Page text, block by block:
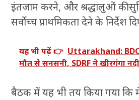
इंतजाम करने, और श्रद्धालुओं की
सर्वोच्च प्राथमिकता देने के निर्देश
यह भी पढ़ें 👉 Uttarakhand:
मौत से सनसनी, SDRF ने खीरगंगा
बैठक में यह भी तय किया गया कि